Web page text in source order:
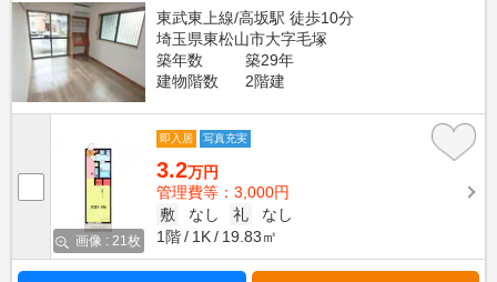
東武東上線/高坂駅 徒歩10分
埼玉県東松山市大字毛塚
築年数
築29年
建物階数
2階建
画像 : 21枚
即入居 写真充実
3.2万円
管理費等：3,000円
敷
なし 礼
なし
1階
1K 19.83㎡